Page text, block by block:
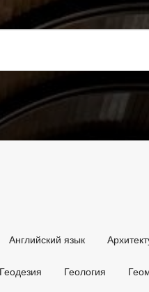
Английский язык
Геодезия Геология